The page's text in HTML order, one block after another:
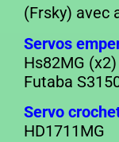
(Frsky) avec
Servos
Hs82MG
Futaba
Servo
HD1711MG